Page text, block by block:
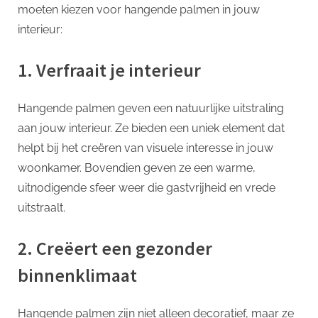
moeten kiezen voor hangende palmen in jouw
interieur:
1. Verfraait je interieur
Hangende palmen geven een natuurlijke uitstraling
aan jouw interieur. Ze bieden een uniek element dat
helpt bij het creëren van visuele interesse in jouw
woonkamer. Bovendien geven ze een warme,
uitnodigende sfeer weer die gastvrijheid en vrede
uitstraalt.
2. Creëert een gezonder
binnenklimaat
Hangende palmen zijn niet alleen decoratief, maar ze